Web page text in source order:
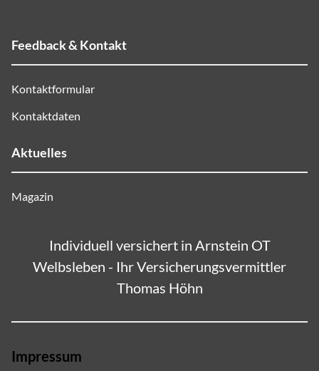
Feedback & Kontakt
Kontaktformular
Kontaktdaten
Aktuelles
Magazin
Individuell versichert in Arnstein OT
Welbsleben - Ihr Versicherungsvermittler
Thomas Höhn
Impressum